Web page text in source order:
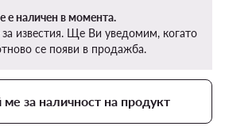
е наличен в момента.
известия. Ще Ви уведомим, когато
се появи в продажба.
за наличност на продукт